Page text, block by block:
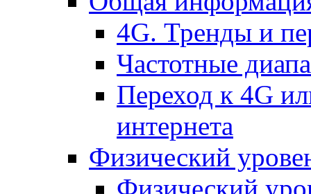
4G. Тренды и
Частотные
Переход к 4G
интернета
Физический
Физический